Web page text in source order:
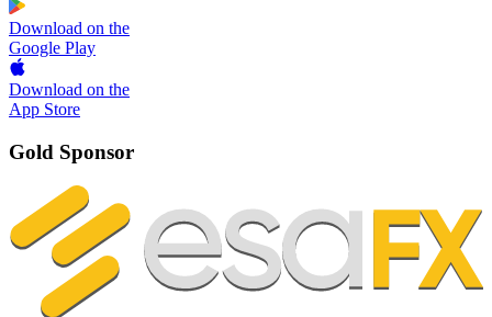
Download on the
Google Play
Download on the
App Store
Gold Sponsor